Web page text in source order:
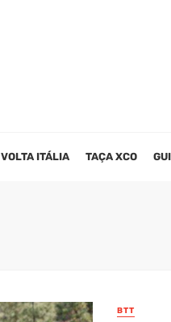
VOLTA ITÁLIA TAÇA XCO
BTT